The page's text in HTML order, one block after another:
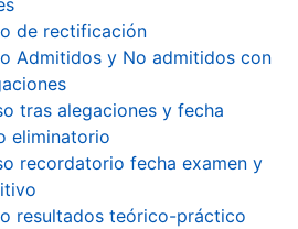
de rectificación
Admitidos y No admitidos con
tras alegaciones y fecha
eliminatorio
recordatorio fecha examen y
resultados teórico-práctico